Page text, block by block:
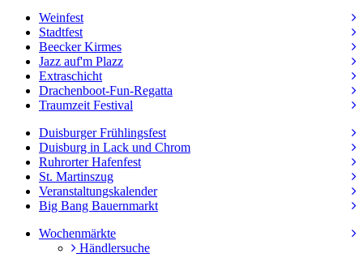
Weinfest
Stadtfest
Beecker Kirmes
Jazz auf'm Plazz
Extraschicht
Drachenboot-Fun-Regatta
Traumzeit Festival
Duisburger Frühlingsfest
Duisburg in Lack und Chrom
Ruhrorter Hafenfest
St. Martinszug
Veranstaltungskalender
Big Bang Bauernmarkt
Wochenmärkte
Händlersuche